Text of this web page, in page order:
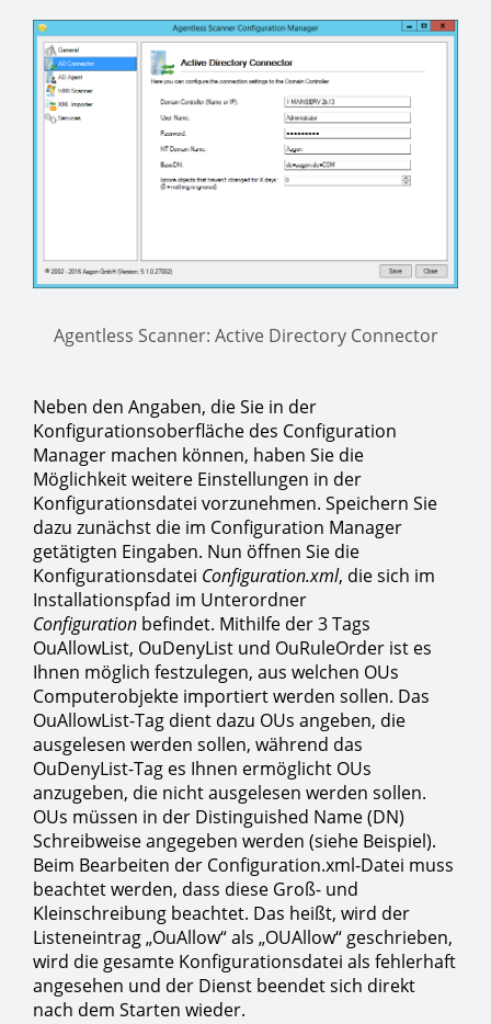
Agentless Scanner: Active Directory Connector
Neben den Angaben, die Sie in der
Konfigurationsoberfläche des Configuration
Manager machen können, haben Sie die
Möglichkeit weitere Einstellungen in der
Konfigurationsdatei vorzunehmen. Speichern Sie
dazu zunächst die im Configuration Manager
getätigten Eingaben. Nun öffnen Sie die
Konfigurationsdatei Configuration.xml, die sich im
Installationspfad im Unterordner
Configuration befindet. Mithilfe der 3 Tags
OuAllowList, OuDenyList und OuRuleOrder ist es
Ihnen möglich festzulegen, aus welchen OUs
Computerobjekte importiert werden sollen. Das
OuAllowList-Tag dient dazu OUs angeben, die
ausgelesen werden sollen, während das
OuDenyList-Tag es Ihnen ermöglicht OUs
anzugeben, die nicht ausgelesen werden sollen.
OUs müssen in der Distinguished Name (DN)
Schreibweise angegeben werden (siehe Beispiel).
Beim Bearbeiten der Configuration.xml-Datei muss
beachtet werden, dass diese Groß- und
Kleinschreibung beachtet. Das heißt, wird der
Listeneintrag „OuAllow“ als „OUAllow“ geschrieben,
wird die gesamte Konfigurationsdatei als fehlerhaft
angesehen und der Dienst beendet sich direkt
nach dem Starten wieder.